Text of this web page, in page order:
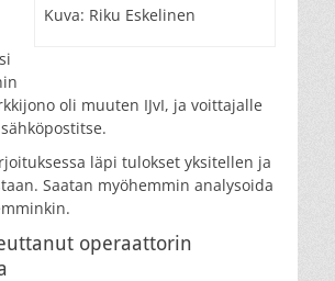
Kuva: Riku Eskelinen
oli muuten IJvI, ja voittajalle
läpi tulokset yksitellen ja
Saatan myöhemmin analysoida
operaattorin